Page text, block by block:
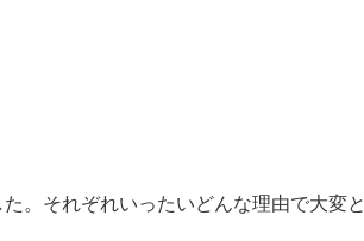
。それぞれいったいどんな理由で大変と